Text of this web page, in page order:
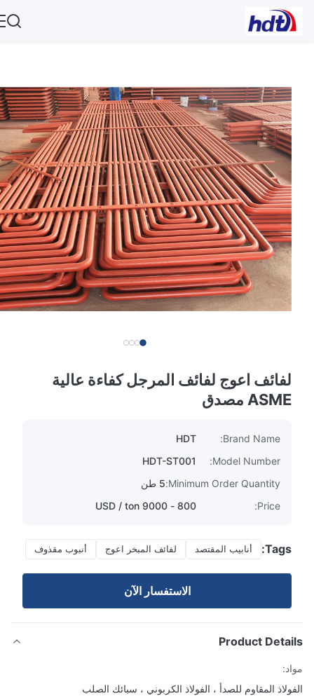
لفائف اعوج لفائف المرجل كفاءة عالية
ASME مصدق
Brand Name:
Model Number:
HDT-ST001
Minimum Order Quantity: 5 طن
Price:
Tags: أنابيب المقتصد لفائف المبخر اعوج أنبوب مقذوف
الاستفسار الآن
Product
المقاوم للصدأ ، الفولاذ الكربوني ، سبائك الصلب